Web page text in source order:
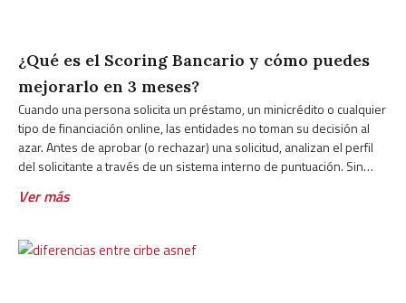
¿Qué es el Scoring Bancario y cómo puedes
mejorarlo en 3 meses?
Cuando una persona solicita un préstamo, un minicrédito o cualquier
tipo de financiación online, las entidades no toman su decisión al
azar. Antes de aprobar (o rechazar) una solicitud, analizan el perfil
del solicitante a través de un sistema interno de puntuación. Sin
Ver más